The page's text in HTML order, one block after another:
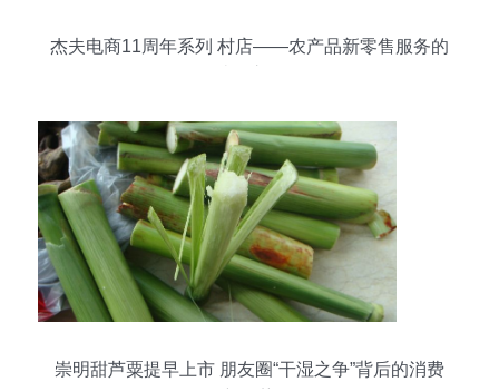
杰夫电商11周年系列 村店——农产品新零售服务的
崇明甜芦粟提早上市 朋友圈“干湿之争”背后的消费